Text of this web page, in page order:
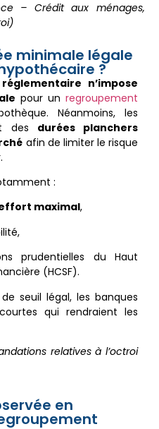
– Crédit aux ménages,
minimale légale
?
n’impose
pour un regroupement
Néanmoins, les
des durées planchers
afin de limiter le risque
:
maximal,
prudentielles du Haut
(HCSF).
seuil légal, les banques
qui rendraient les
relatives à l’octroi
en